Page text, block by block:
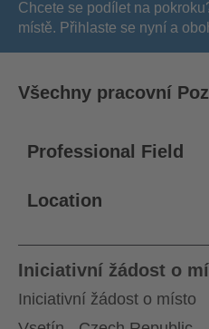
Chcete se podílet na
místě. Přihlaste se nyní a
Všechny pracovní
Location
Iniciativní žádost o
Iniciativní žádost o místo